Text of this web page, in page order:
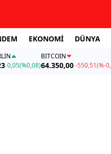
EKONOMİ DÜNYA
0,05(%0,08)
BITCOIN
64.350,00-550,51(%-